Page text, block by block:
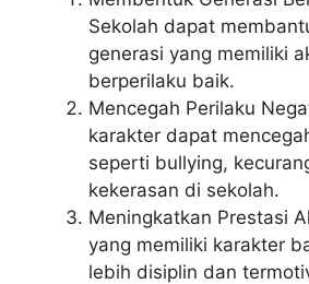
Sekolah dapat
generasi yang memiliki
berperilaku baik.
Mencegah Perilaku
karakter dapat
seperti bullying,
kekerasan di sekolah.
Meningkatkan Prestasi
yang memiliki karakter
lebih disiplin dan